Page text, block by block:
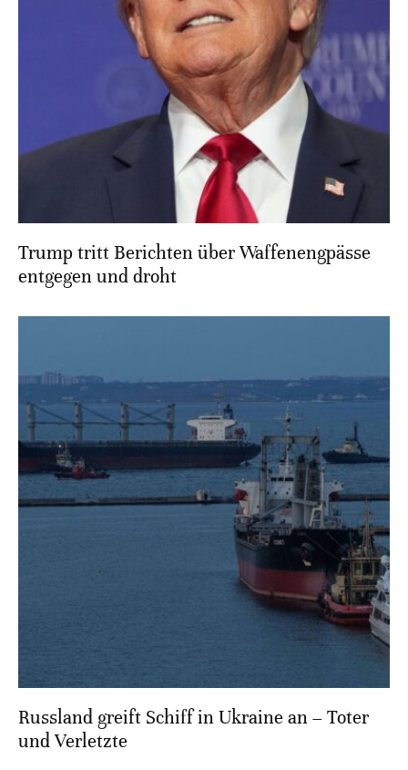
Trump tritt Berichten über Waffenengpässe
entgegen und droht
Russland greift Schiff in Ukraine an – Toter
und Verletzte